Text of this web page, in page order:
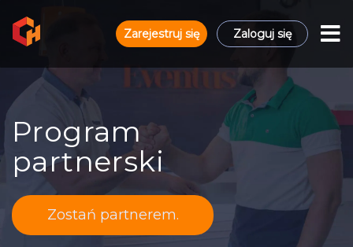
Zarejestruj się Zaloguj się
Program
partnerski
Zostań partnerem.